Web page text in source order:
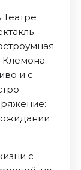
Клемона
и с
ожидании
с